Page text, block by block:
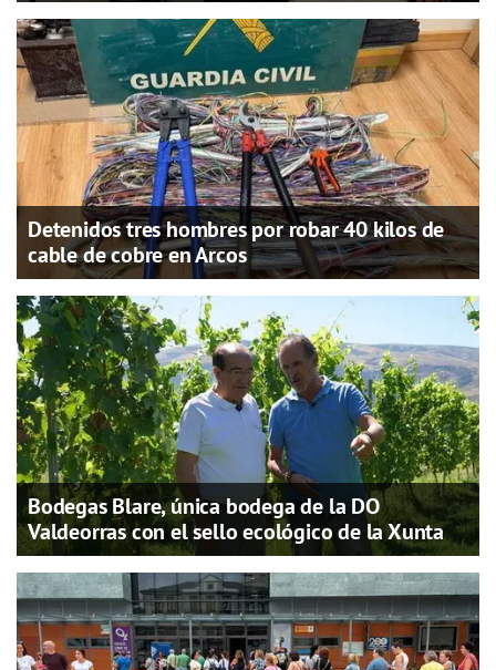
Detenidos tres hombres por robar 40 kilos de
cable de cobre en Arcos
Bodegas Blare, única bodega de la DO
Valdeorras con el sello ecológico de la Xunta